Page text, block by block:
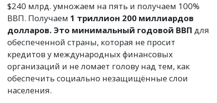
$240 млрд. умножаем на пять и получаем 100%
ВВП. Получаем 1 триллион 200 миллиардов
долларов. Это минимальный годовой ВВП для
обеспеченной страны, которая не просит
кредитов у международных финансовых
организаций и не ломает голову над тем, как
обеспечить социально незащищённые слои
населения.